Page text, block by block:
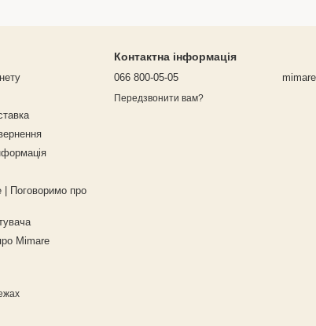
| Поговоримо про
Mimare
Контактна інформація
066 800-05-05
Передзвонити вам?